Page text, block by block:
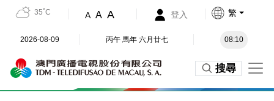
35˚C A A A 登入 繁
2026-08-09 丙午 馬年 六月廿七 08:10
搜尋